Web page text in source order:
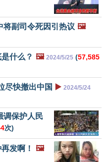
将副司令死因引热议 🖼️
什么？ 🖼️ 2024/5/25 (57,585
尽快撤出中国 ▶️ 2024/5/24
调保护人民
次)
发啊！
🖼️